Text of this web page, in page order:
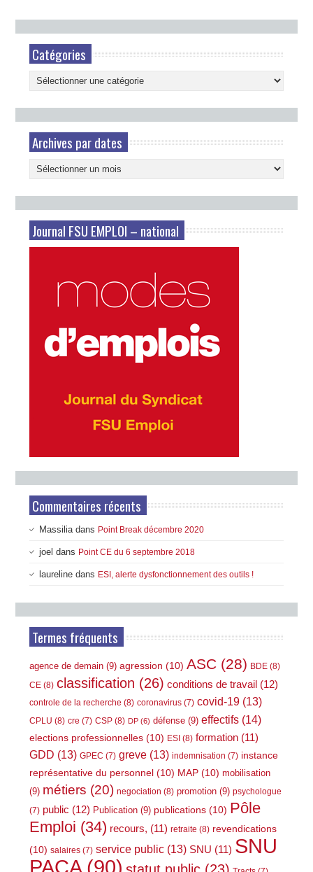
Catégories
Catégories
Archives par dates
Archives
par
dates
Journal FSU EMPLOI – national
Commentaires récents
Massilia dans Point Break décembre 2020
joel dans Point CE du 6 septembre 2018
laureline dans ESI, alerte dysfonctionnement des outils !
Termes fréquents
agence de demain (9) agression (10) ASC (28) BDE (8)
CE (8) classification (26) conditions de travail (12)
controle de la recherche (8) coronavirus (7) covid-19 (13)
CPLU (8) cre (7) CSP (8) DP (6) défense (9) effectifs (14)
elections professionnelles (10) ESI (8) formation (11)
GDD (13) GPEC (7) greve (13) indemnisation (7) instance
représentative du personnel (10) MAP (10) mobilisation
(9) métiers (20) negociation (8) promotion (9) psychologue
(7) public (12) Publication (9) publications (10) Pôle
Emploi (34) recours, (11) retraite (8) revendications
(10) salaires (7) service public (13) SNU (11) SNU
PACA(90)